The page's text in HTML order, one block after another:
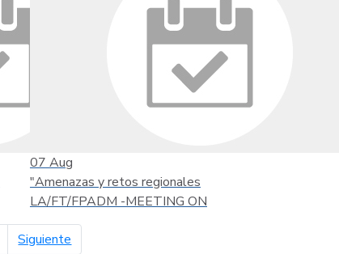
07 Aug
"Amenazas y retos regionales
LA/FT/FPADM -MEETING ON
Siguiente